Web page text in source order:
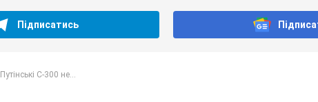
Підписатись
Путінські С-300 не...